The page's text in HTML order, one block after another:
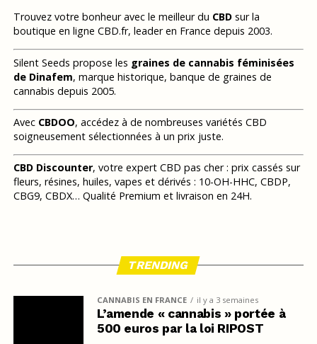
Trouvez votre bonheur avec le meilleur du CBDsur la
boutique en ligne CBD.fr, leader en France depuis 2003.
Silent Seeds propose les graines de cannabis féminisées
de Dinafem, marque historique, banque de graines de
cannabis depuis 2005.
Avec CBDOO, accédez à de nombreuses variétés CBD
soigneusement sélectionnées à un prix juste.
CBD Discounter, votre expert CBD pas cher : prix cassés sur
fleurs, résines, huiles, vapes et dérivés : 10-OH-HHC, CBDP,
CBG9, CBDX… Qualité Premium et livraison en 24H.
TRENDING
CANNABIS EN FRANCE il y a 3 semaines
L’amende « cannabis » portée à
500 euros par la loi RIPOST